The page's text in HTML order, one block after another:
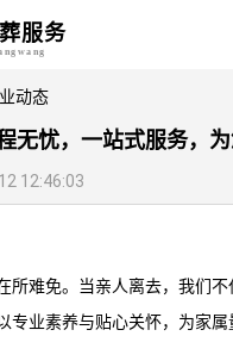
服务
动态
无忧，一站式服务，
12:46:03
所难免。当亲人离去，我们
专业素养与贴心关怀，为家